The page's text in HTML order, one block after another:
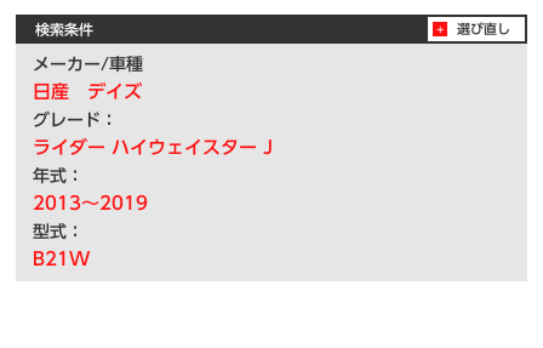
検索条件
メーカー/車種
日産 デイズ
グレード：
ライダー ハイウェイスター J
年式：
2013～2019
型式：
B21W
選び直し